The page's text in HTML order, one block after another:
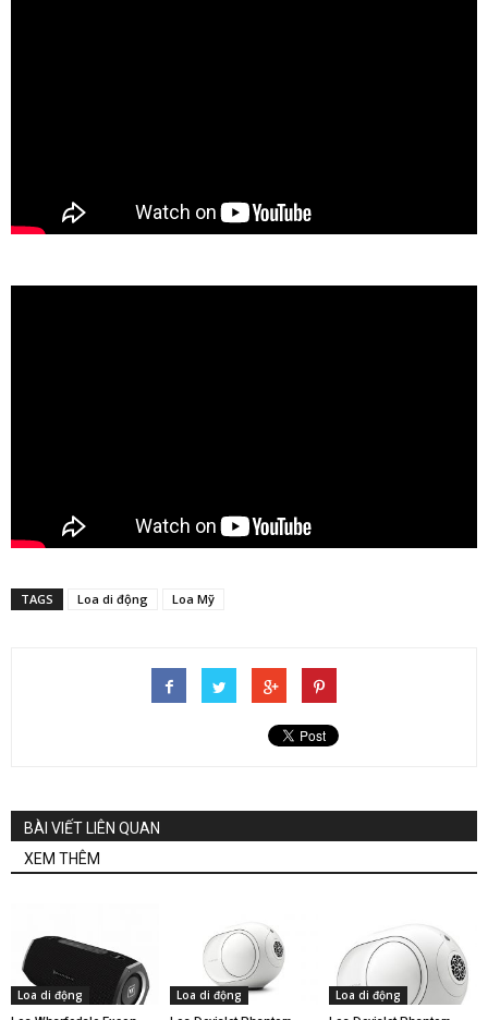
TAGS Loa di động Loa Mỹ
BÀI VIẾT LIÊN QUAN
XEM THÊM
Loa di động Loa di động Loa di động